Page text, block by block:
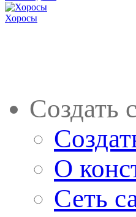
Хоросы
Создать
О
Сеть